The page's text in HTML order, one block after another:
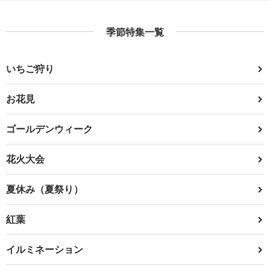
季節特集一覧
いちご狩り
お花見
ゴールデンウィーク
花火大会
夏休み（夏祭り）
紅葉
イルミネーション